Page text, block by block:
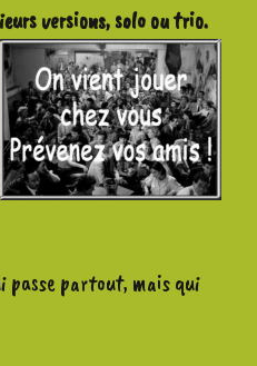
versions, solo ou trio.
passe partout, mais qui